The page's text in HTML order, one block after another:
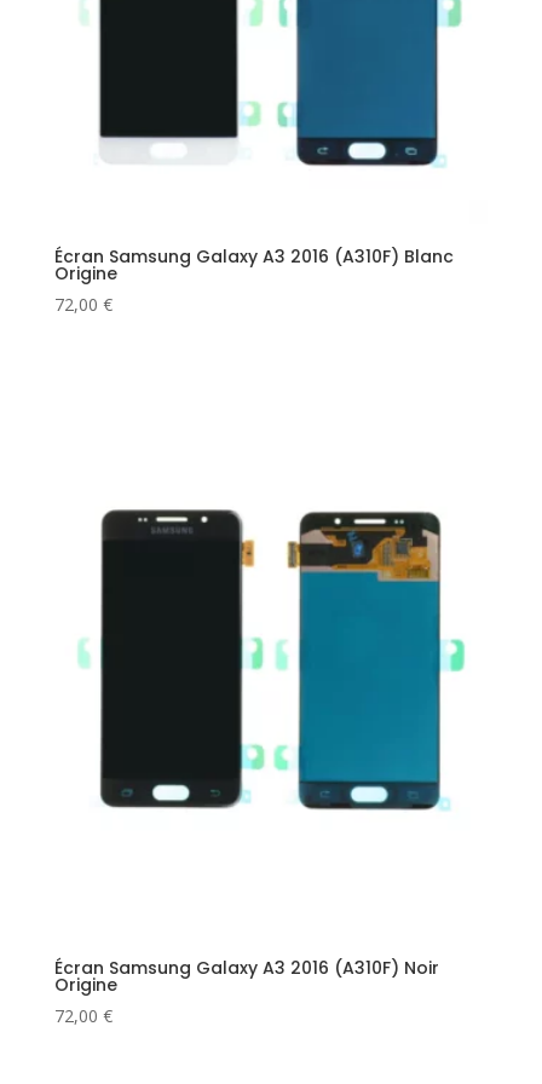
Écran Samsung Galaxy A3 2016 (A310F) Blanc
Origine
72,00 €
Écran Samsung Galaxy A3 2016 (A310F) Noir
Origine
72,00 €